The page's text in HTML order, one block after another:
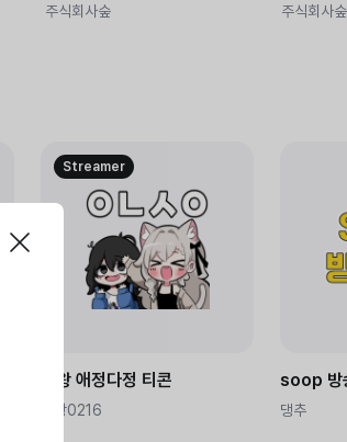
주식회사숲 주식회사숲
Streamer
마왕 애정다정 티콘
마왕0216
soop 방
댕추